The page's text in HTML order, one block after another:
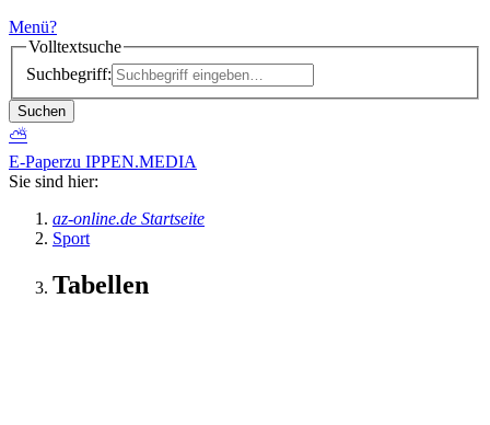
Menü?
Volltextsuche
Suchbegriff:
Suchen
⛅
E-Paperzu IPPEN.MEDIA
Sie sind hier:
az-online.de Startseite
Sport
Tabellen